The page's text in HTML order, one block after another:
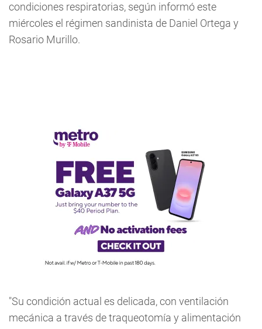
condiciones respiratorias, según informó este
miércoles el régimen sandinista de Daniel Ortega y
Rosario Murillo.
"Su condición actual es delicada, con ventilación
mecánica a través de traqueotomía y alimentación